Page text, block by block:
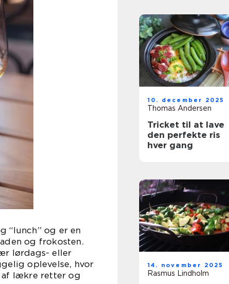
“lunch” og er en
og frokosten.
lørdags- eller
oplevelse, hvor
af lækre retter og
10. december 2025
Thomas Andersen
Tricket til at lave
den perfekte ris
hver gang
14. november 2025
Rasmus Lindholm